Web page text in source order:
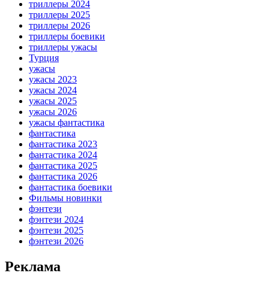
триллеры 2024
триллеры 2025
триллеры 2026
триллеры боевики
триллеры ужасы
Турция
ужасы
ужасы 2023
ужасы 2024
ужасы 2025
ужасы 2026
ужасы фантастика
фантастика
фантастика 2023
фантастика 2024
фантастика 2025
фантастика 2026
фантастика боевики
Фильмы новинки
фэнтези
фэнтези 2024
фэнтези 2025
фэнтези 2026
Реклама